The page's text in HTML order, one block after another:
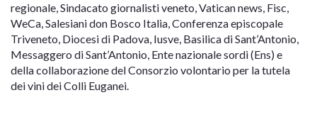
regionale, Sindacato giornalisti veneto, Vatican news, Fisc,
WeCa, Salesiani don Bosco Italia, Conferenza episcopale
Triveneto, Diocesi di Padova, Iusve, Basilica di Sant’Antonio,
Messaggero di Sant’Antonio, Ente nazionale sordi (Ens) e
della collaborazione del Consorzio volontario per la tutela
dei vini dei Colli Euganei.